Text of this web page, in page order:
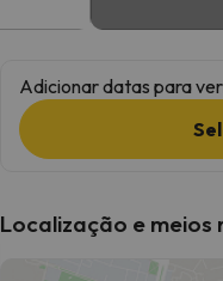
Adicionar datas para
Localização e meios